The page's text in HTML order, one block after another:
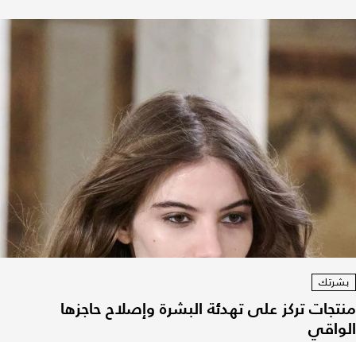
بشرتك
منتجات تركز على تهدئة البشرة وإصلاح حاجزها
الواقي